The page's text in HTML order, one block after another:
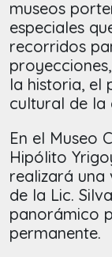
museos
especiales
recorridos
la historia, el
cultural de la
En el Museo
Hipólito
realizará una
de la Lic.
panorámico
permanente.